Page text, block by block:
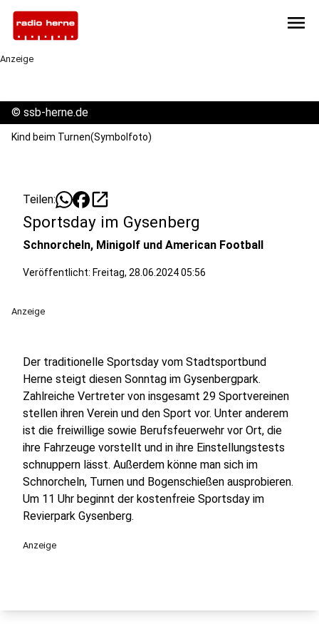
menu
Anzeige
© ssb-herne.de
Kind beim Turnen(Symbolfoto)
Teilen: open_in_new
Sportsday im Gysenberg
Schnorcheln, Minigolf und American Football
Veröffentlicht: Freitag, 28.06.2024 05:56
Anzeige
Der traditionelle Sportsday vom Stadtsportbund
Herne steigt diesen Sonntag im Gysenbergpark.
Zahlreiche Vertreter von insgesamt 29 Sportvereinen
stellen ihren Verein und den Sport vor. Unter anderem
ist die freiwillige sowie Berufsfeuerwehr vor Ort, die
ihre Fahrzeuge vorstellt und in ihre Einstellungstests
schnuppern lässt. Außerdem könne man sich im
Schnorcheln, Turnen und Bogenschießen ausprobieren.
Um 11 Uhr beginnt der kostenfreie Sportsday im
Revierpark Gysenberg.
Anzeige